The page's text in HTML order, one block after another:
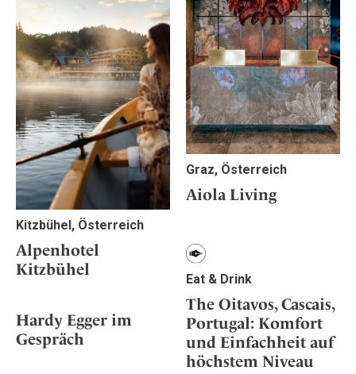
Graz, Österreich
Aiola Living
Kitzbühel, Österreich
Alpenhotel
Kitzbühel
Eat & Drink
The Oitavos, Cascais,
Portugal: Komfort
und Einfachheit auf
höchstem Niveau
Hardy Egger im
Gespräch